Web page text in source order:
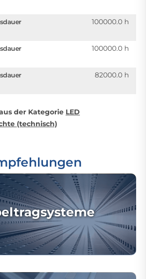
100000.0 h
100000.0 h
82000.0 h
der Kategorie LED
(technisch)